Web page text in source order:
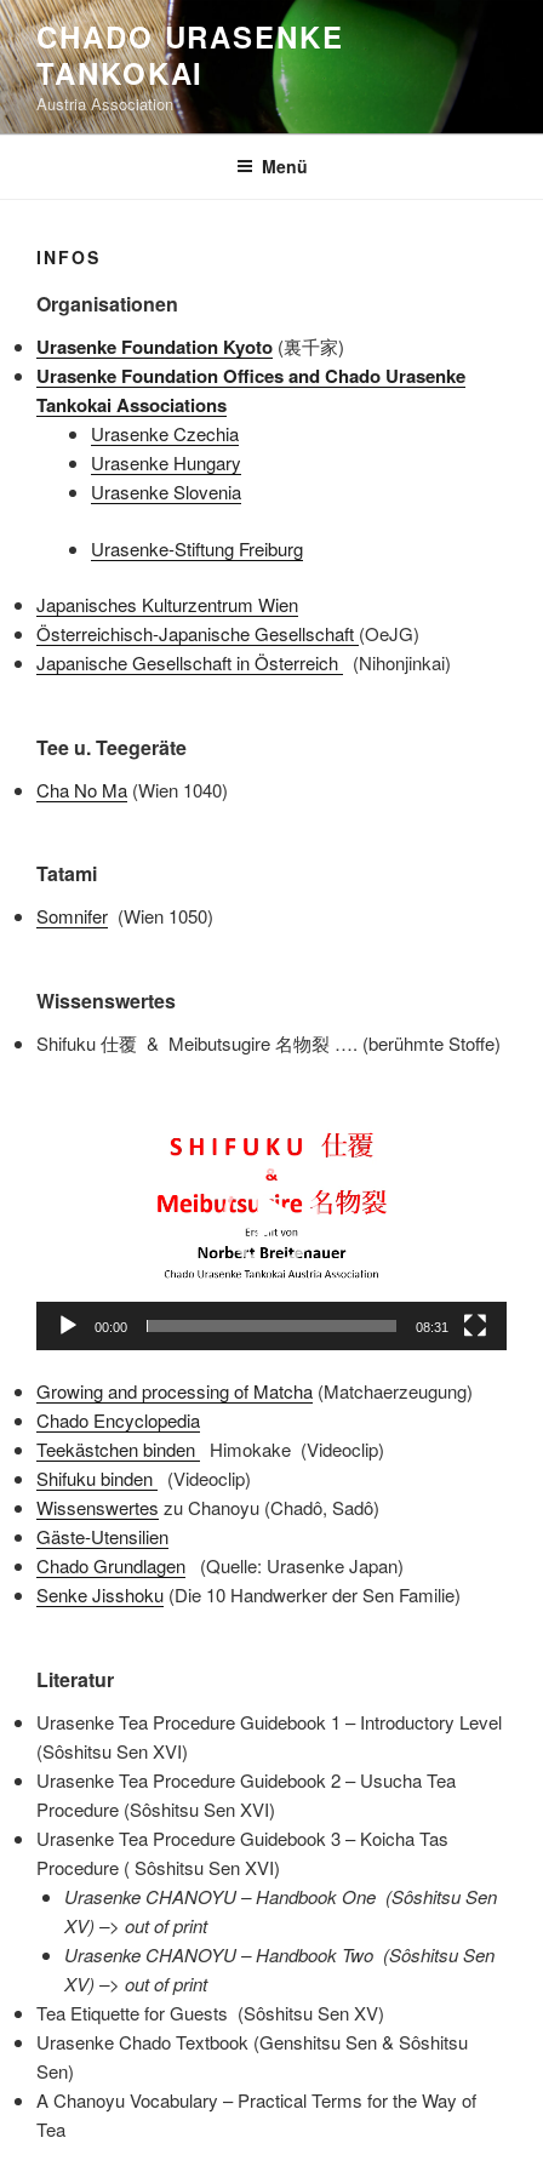
Zum
Inhalt
springen
CHADO URASENKE
TANKOKAI
Austria Association
Menü
INFOS
Organisationen
Urasenke Foundation Kyoto (裏千家)
Urasenke Foundation Offices and Chado Urasenke
Tankokai Associations
Urasenke Czechia
Urasenke Hungary
Urasenke Slovenia
Urasenke-Stiftung Freiburg
Japanisches Kulturzentrum Wien
Österreichisch-Japanische Gesellschaft (OeJG)
Japanische Gesellschaft in Österreich
(Nihonjinkai)
Tee u. Teegeräte
Cha No Ma (Wien 1040)
Tatami
Somnifer (Wien 1050)
Wissenswertes
Shifuku 仕覆 & Meibutsugire 名物裂 …. (berühmte Stoffe)
00:00 08:31
Growing and processing of Matcha (Matchaerzeugung)
Chado Encyclopedia
Teekästchen binden
Himokake (Videoclip)
Shifuku binden
(Videoclip)
Wissenswertes zu Chanoyu (Chadô, Sadô)
Gäste-Utensilien
Chado Grundlagen
(Quelle: Urasenke Japan)
Senke Jisshoku (Die 10 Handwerker der Sen Familie)
Literatur
Urasenke Tea Procedure Guidebook 1 – Introductory Level
(Sôshitsu Sen XVI)
Urasenke Tea Procedure Guidebook 2 – Usucha Tea
Procedure (Sôshitsu Sen XVI)
Urasenke Tea Procedure Guidebook 3 – Koicha Tas
Procedure ( Sôshitsu Sen XVI)
Urasenke CHANOYU – Handbook One (Sôshitsu Sen
XV) –> out of print
Urasenke CHANOYU – Handbook Two (Sôshitsu Sen
XV) –> out of print
Tea Etiquette for Guests (Sôshitsu Sen XV)
Urasenke Chado Textbook (Genshitsu Sen & Sôshitsu
Sen)
A Chanoyu Vocabulary – Practical Terms for the Way of
Tea